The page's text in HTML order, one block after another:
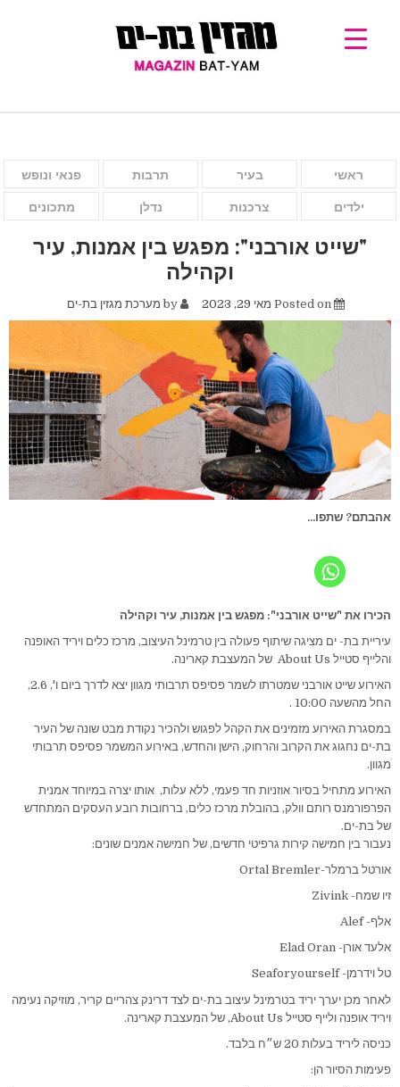
ראשי בעיר תרבות פנאי ונופש
ילדים צרכנות נדלן מתכונים
"שייט אורבני": מפגש בין אמנות, עיר
וקהילה
Posted on מאי 29, 2023 by מערכת מגזין בת-ים
אהבתם? שתפו...
הכירו את "שייט אורבני": מפגש בין אמנות, עיר וקהילה
עיריית בת- ים מציגה שיתוף פעולה בין טרמינל העיצוב, מרכז כלים ויריד האופנה
והלייף סטייל About Us של המעצבת קארינה.
האירוע שייט אורבני שמטרתו לשמר פסיפס תרבותי מגוון יצא לדרך ביום ו', 2.6,
החל מהשעה 10:00 .
במסגרת האירוע מזמינים את הקהל לפגוש ולהכיר נקודת מבט שונה של העיר
בת-ים נחגוג את הקרוב והרחוק, הישן והחדש, באירוע המשמר פסיפס תרבותי
מגוון.
האירוע מתחיל בסיור אוזניות חד פעמי, ללא עלות, אותו יצרה במיוחד אמנית
הפרפורמנס רותם וולק, בהובלת מרכז כלים, ברחובות רובע העסקים המתחדש
של בת-ים.
נעבור בין חמישה קירות גרפיטי חדשים, של חמישה אמנים שונים:
אורטל ברמלר-Ortal Bremler
זיו שמח- Zivink
אלף- Alef
אלעד אורן- Elad Oran
טל וידרמן- Seaforyourself
לאחר מכן יערך יריד בטרמינל עיצוב בת-ים לצד דרינק צהריים קריר, מוזיקה נעימה
ויריד אופנה ולייף סטייל About Us, של המעצבת קארינה.
כניסה ליריד בעלות 20 ש״ח בלבד.
פעימות הסיור הן: